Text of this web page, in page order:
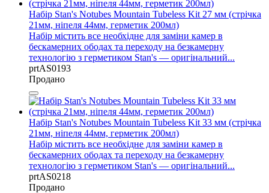
Набір Stan's Notubes Mountain Tubeless Kit 27 мм (стрічка
21мм, ніпеля 44мм, герметик 200мл)
Набір містить все необхідне для заміни камер в
бескамерних ободах та переходу на безкамерну
технологію з герметиком Stan's — оригінальний...
prtAS0193
Продано
Набір Stan's Notubes Mountain Tubeless Kit 33 мм (стрічка
21мм, ніпеля 44мм, герметик 200мл)
Набір містить все необхідне для заміни камер в
бескамерних ободах та переходу на безкамерну
технологію з герметиком Stan's — оригінальний...
prtAS0218
Продано